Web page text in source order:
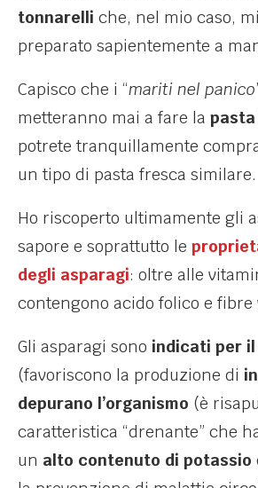
tonnarelli che, nel mio caso,
preparato sapientemente a
Capisco che i “mariti nel panico
metteranno mai a fare la
potrete tranquillamente
un tipo di pasta fresca similare.
Ho riscoperto ultimamente gli
sapore e soprattutto le
degli asparagi: oltre alle
contengono acido folico e fibre
Gli asparagi sono indicati per
(favoriscono la produzione di
depurano l’organismo (è
caratteristica “drenante” che
un alto contenuto di potassio